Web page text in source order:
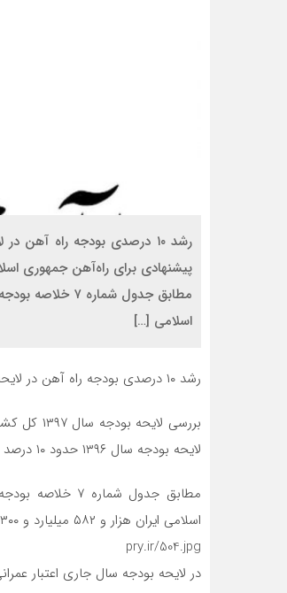
مطابق جدول
اسلامی […]
رشد ۱۰ درصدی بودجه راه آهن در لایحه بودجه ۱۳۹۷
بررسی
لایحه بودجه سال ۱۳۹۶ حدود ۱۰ درصد افزایش یافته است.
مطابق جدول
اسلامی ایران هزار و ۵۸۲ میلیارد و ۳۰۰ میلیون تومان است.
pry.ir/504.jpg
در لایحه بودجه سال جاری اعتبار عمرانی (تملک